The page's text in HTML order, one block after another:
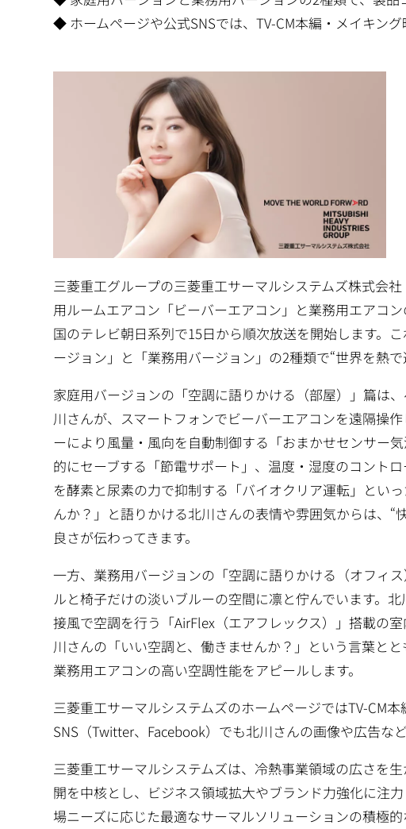
◆ ホームページや公式SNSでは、TV-CM本編・メイキン
三菱重工グループの三菱重工サーマルシステムズ株式会
用ルームエアコン「ビーバーエアコン」と業務用エアコ
国のテレビ朝日系列で15日から順次放送を開始します。
ージョン」と「業務用バージョン」の2種類で“世界を熱
家庭用バージョンの「空調に語りかける（部屋）」篇は
川さんが、スマートフォンでビーバーエアコンを遠隔操
ーにより風量・風向を自動制御する「おまかせセンサー
的にセーブする「節電サポート」、温度・湿度のコント
を酵素と尿素の力で抑制する「バイオクリア運転」とい
んか？」と語りかける北川さんの表情や雰囲気からは、
良さが伝わってきます。
一方、業務用バージョンの「空調に語りかける（オフィ
ルと椅子だけの淡いブルーの空間に凛と佇んでいます。
接風で空調を行う「AirFlex（エアフレックス）」搭載の
川さんの「いい空調と、働きませんか？」という言葉と
業務用エアコンの高い空調性能をアピールします。
三菱重工サーマルシステムズのホームページではTV-CM
SNS（Twitter、Facebook）でも北川さんの画像や広告な
三菱重工サーマルシステムズは、冷熱事業領域の広さを
開を中核とし、ビジネス領域拡大やブランド力強化に注
場ニーズに応じた最適なサーマルソリューションの積極的